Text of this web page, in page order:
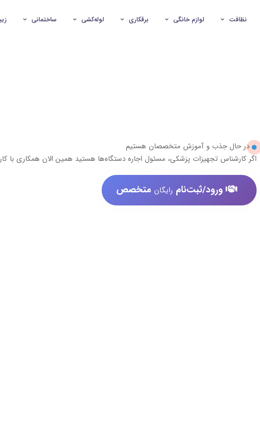
نظافت لوازم خانگی برقکاری لوله‌کشی ساختمانی
در حال جذب و آموزش متخصصان هستیم
اگر کارشناس تجهیزات پزشکی، مسئول اجاره دستگاه‌ها هستید همین الان همکاری با
ورود/ثبت‌نام رایگان متخصص